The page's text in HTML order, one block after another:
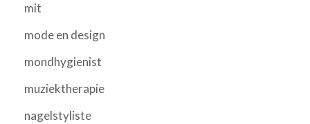
mit
mode en design
mondhygienist
muziektherapie
nagelstyliste